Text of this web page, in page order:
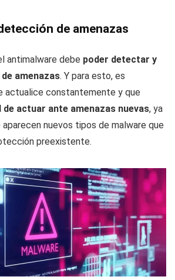
de amenazas
antimalware debe poder detectar y
amenazas. Y para esto, es
actualice constantemente y que
de actuar ante amenazas nuevas, ya
nuevos tipos de malware que
preexistente.